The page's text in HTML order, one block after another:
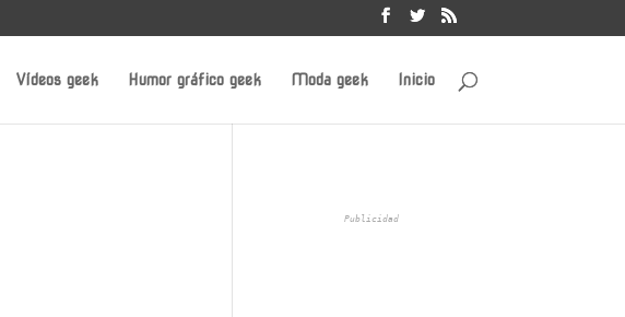
Vídeos geek Humor gráfico geek Moda geek Inicio
Publicidad